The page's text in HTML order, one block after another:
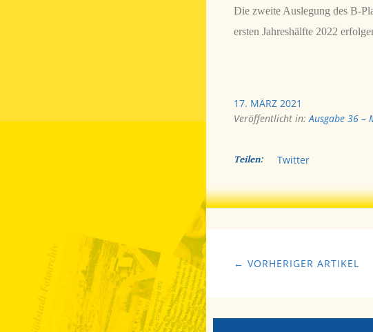
Die zweite Auslegung des B-
ersten Jahreshälfte 2022
17. MÄRZ 2021
Veröffentlicht in:Ausgabe 36 –
Teilen: Twitter
← VORHERIGER ARTIKEL